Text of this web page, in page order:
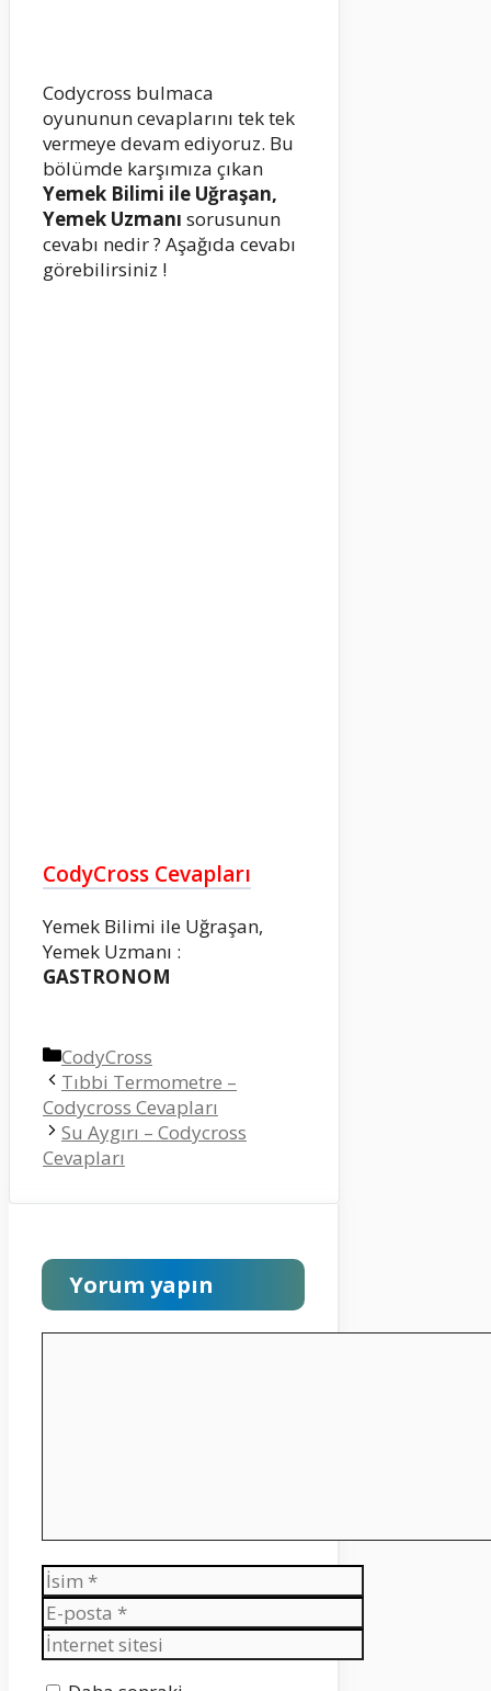
Codycross bulmaca
oyununun cevaplarını tek tek
vermeye devam ediyoruz. Bu
bölümde karşımıza çıkan
Yemek Bilimi ile Uğraşan,
Yemek Uzmanı sorusunun
cevabı nedir ? Aşağıda cevabı
görebilirsiniz !
CodyCross Cevapları
Yemek Bilimi ile Uğraşan,
Yemek Uzmanı :
GASTRONOM
Kategoriler
CodyCross
Tıbbi Termometre –
Codycross Cevapları
Su Aygırı – Codycross
Cevapları
Yorum yapın
İsim
E-
posta
İnternet
sitesi